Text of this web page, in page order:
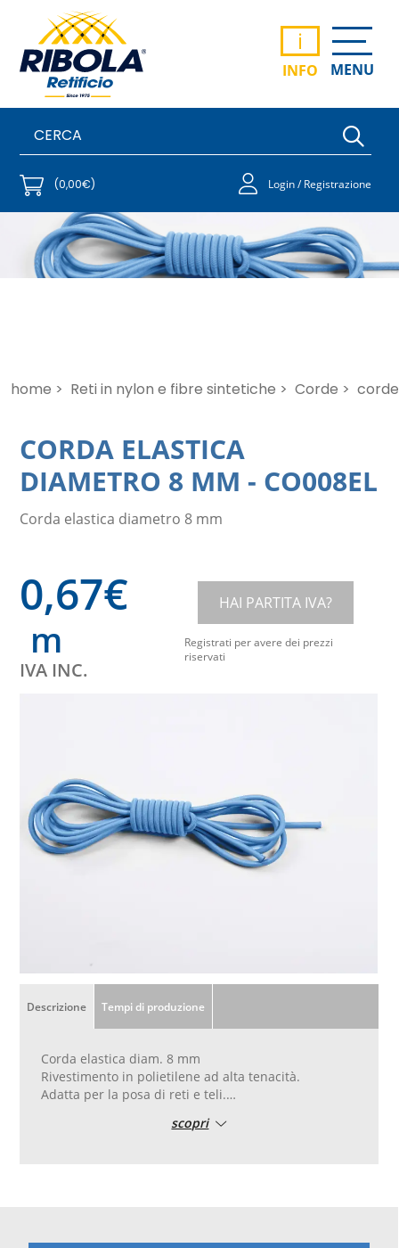
i
INFO MENU
(0,00€) Login / Registrazione
home > Reti in nylon e fibre sintetiche > Corde >
CORDA ELASTICA
DIAMETRO 8 MM - CO008EL
Corda elastica diametro 8 mm
0,67€
m
IVA INC.
HAI PARTITA IVA?
Registrati per avere dei prezzi
riservati
Descrizione Tempi di produzione
Corda elastica diam. 8 mm
Rivestimento in polietilene ad alta tenacità.
Adatta per la posa di reti e teli.
della disponibilità a magazzino. Possibile specificare
scopri